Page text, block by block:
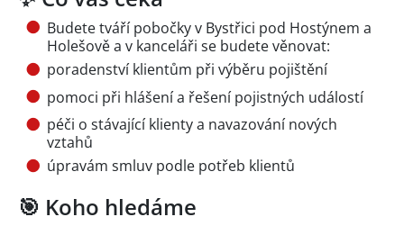
Budete tváří pobočky v Bystřici pod Hostýnem a
Holešově a v kanceláři se budete věnovat:
poradenství klientům při výběru pojištění
pomoci při hlášení a řešení pojistných událostí
péči o stávající klienty a navazování nových
vztahů
úpravám smluv podle potřeb klientů
🎯 Koho hledáme